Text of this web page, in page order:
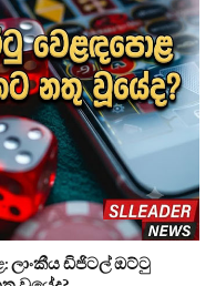
ලාංකීය ඩිජිටල් ඔට්ටු